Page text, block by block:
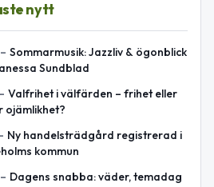
nytt
– Sommarmusik: Jazzliv & ögonblick
Sundblad
– Valfrihet i välfärden – frihet eller
ojämlikhet?
Ny handelsträdgård registrerad i
kommun
– Dagens snabba: väder, temadag